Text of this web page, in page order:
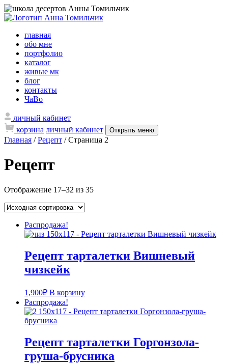
главная
обо мне
портфолио
каталог
живые мк
блог
контакты
ЧаВо
личный кабинет
корзина личный кабинет Открыть меню
Главная /Рецепт / Страница 2
Рецепт
Отображение 17–32 из 35
Распродажа!
Рецепт тарталетки Вишневый
чизкейк
1,900₽ В корзину
Распродажа!
Рецепт тарталетки Горгонзола-
груша-брусника